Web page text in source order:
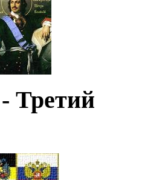
Третий